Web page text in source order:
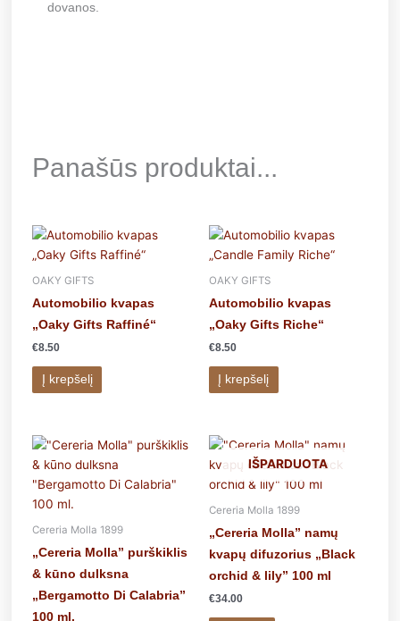
dovanos.
Panašūs produktai...
OAKY GIFTS
Automobilio kvapas
„Oaky Gifts Raffiné“
€8.50
Į krepšelį
OAKY GIFTS
Automobilio kvapas
„Oaky Gifts Riche“
€8.50
Į krepšelį
Cereria Molla 1899
„Cereria Molla” purškiklis
& kūno dulksna
„Bergamotto Di Calabria”
100 ml.
IŠPARDUOTA
Cereria Molla 1899
„Cereria Molla” namų
kvapų difuzorius „Black
orchid & lily” 100 ml
€34.00